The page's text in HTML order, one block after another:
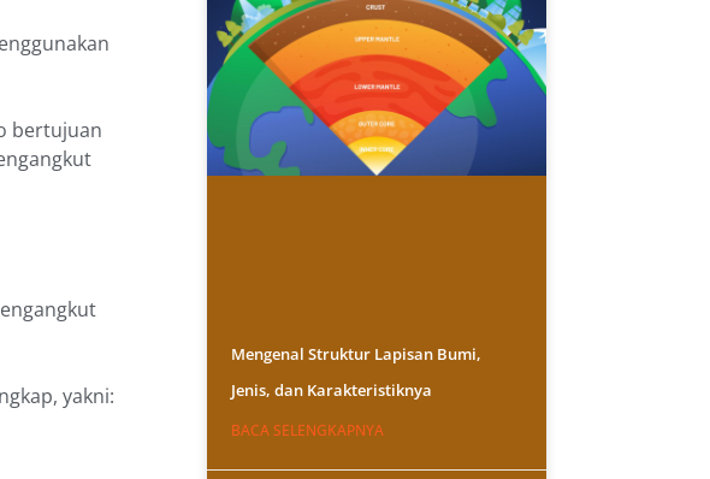
bertujuan
yakni:
Mengenal Struktur Lapisan Bumi,
Jenis, dan Karakteristiknya
BACA SELENGKAPNYA